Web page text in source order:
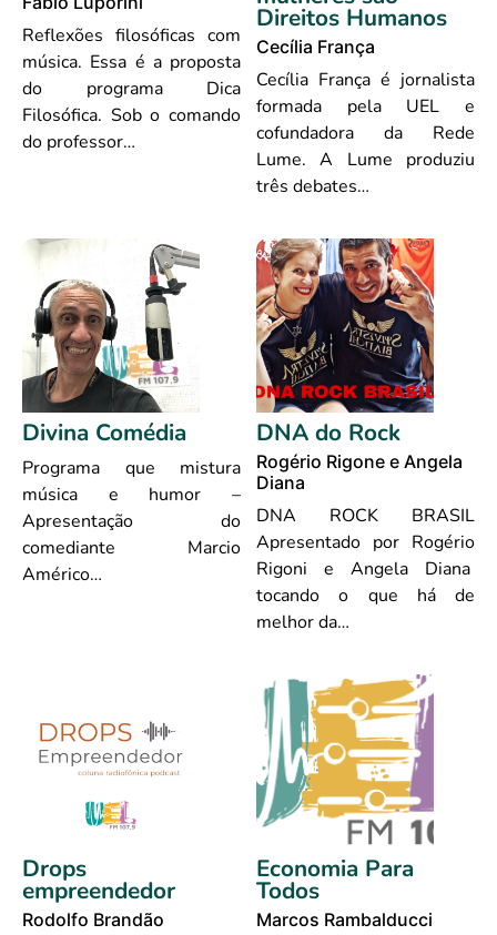
Reflexões filosóficas com
música. Essa é a proposta
do programa Dica
Filosófica. Sob o comando
do professor…
Direitos Humanos
Cecília França
Cecília França é jornalista
formada pela UEL e
cofundadora da Rede
Lume. A Lume produziu
três debates…
Divina Comédia
Programa que mistura
música e humor –
Apresentação do
comediante Marcio
Américo…
DNA do Rock
Rogério Rigone e Angela
Diana
DNA ROCK BRASIL
Apresentado por Rogério
Rigoni e Angela Diana
tocando o que há de
melhor da…
Drops
empreendedor
Rodolfo Brandão
Economia Para
Todos
Marcos Rambalducci